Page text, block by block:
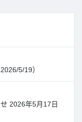
5/19）
2026年5月17日